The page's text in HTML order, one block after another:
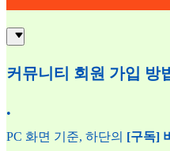
커뮤니티 회원 가입 방
•
PC 화면 기준, 하단의 [구독]